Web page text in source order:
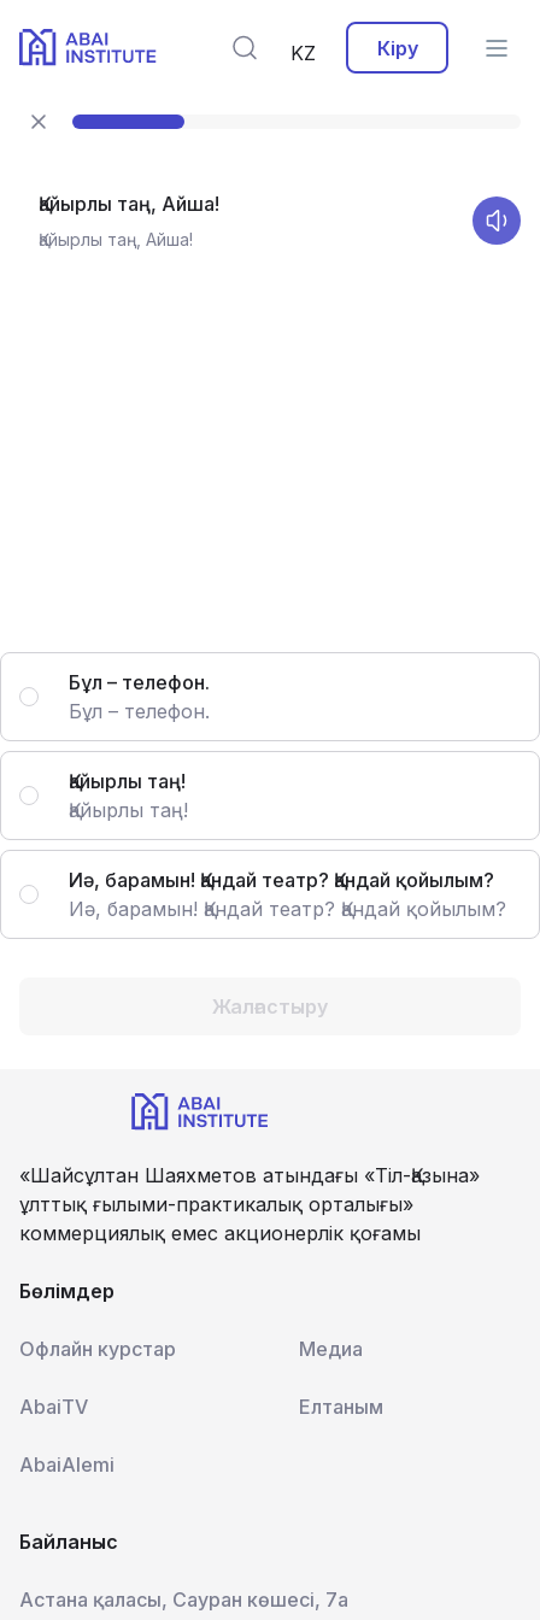
KZ Кіру
Қайырлы таң, Айша!
Қайырлы таң, Айша!
Бұл – телефон.
Бұл – телефон.
Қайырлы таң!
Қайырлы таң!
Иә, барамын! Қандай театр? Қандай қойылым?
Иә, барамын! Қандай театр? Қандай қойылым?
Жалғастыру
«Шайсұлтан Шаяхметов атындағы «Тіл-Қазына»
ұлттық ғылыми-практикалық орталығы»
коммерциялық емес акционерлік қоғамы
Бөлімдер
Офлайн курстар Медиа
AbaiTV Елтаным
AbaiAlemi
Байланыс
Астана қаласы, Сауран көшесі, 7а